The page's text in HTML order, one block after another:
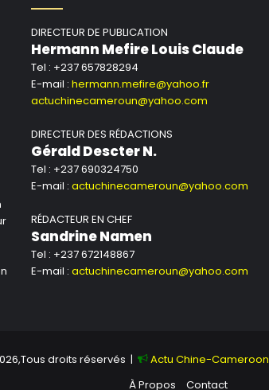
DIRECTEUR DE PUBLICATION
Hermann Mefire Louis Claude
Tel : +237 657828294
E-mail : hermann.mefire@yahoo.fr
actuchinecameroun@yahoo.com
DIRECTEUR DES RÉDACTIONS
Gérald Descter N.
Tel : +237 690324750
E-mail : actuchinecameroun@yahoo.com
RÉDACTEUR EN CHEF
Sandrine Namen
Tel : +237 672148867
E-mail : actuchinecameroun@yahoo.com
droits réservés | Actu Chine-Cameroon
À Propos
Contact